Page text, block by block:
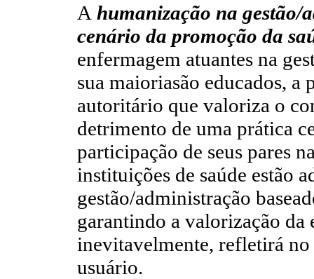
A humanização na gestão/
cenário da promoção da
enfermagem atuantes na
sua maioriasão educados,
autoritário que valoriza o
detrimento de uma prática
participação de seus pares
instituições de saúde estão
gestão/administração
garantindo a valorização da
inevitavelmente, refletirá
usuário.